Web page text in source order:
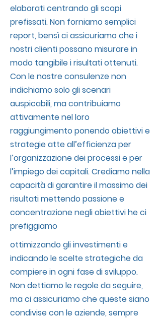
elaborati centrando gli scopi
prefissati. Non forniamo semplici
report, bensì ci assicuriamo che i
nostri clienti possano misurare in
modo tangibile i risultati ottenuti.
Con le nostre consulenze non
indichiamo solo gli scenari
auspicabili, ma contribuiamo
attivamente nel loro
raggiungimento ponendo obiettivi e
strategie atte all’efficienza per
l’organizzazione dei processi e per
l’impiego dei capitali. Crediamo nella
capacità di garantire il massimo dei
risultati mettendo passione e
concentrazione negli obiettivi he ci
prefiggiamo
ottimizzando gli investimenti e
indicando le scelte strategiche da
compiere in ogni fase di sviluppo.
Non dettiamo le regole da seguire,
ma ci assicuriamo che queste siano
condivise con le aziende, sempre